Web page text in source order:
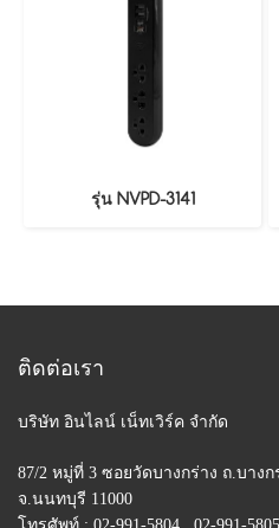
รุ่น NVPD-3141
ติดต่อเรา
บริษัท อินไลน์ เน็ทเวิร์ค จำกัด
87/2 หมู่ที่ 3 ซอยวัดบางกร่าง ถ.บาง
จ.นนทบุรี 11000
โทรศัพท์ : 02-991-5804 , 02-991-